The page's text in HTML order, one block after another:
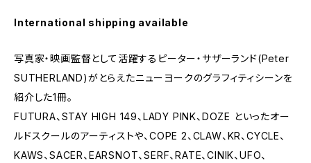
International shipping available
写真家・映画監督として活躍するピーター・サザーランド(Peter
SUTHERLAND)がとらえたニューヨークのグラフィティシーンを
紹介した1冊。
FUTURA、STAY HIGH 149、LADY PINK、DOZE といったオー
ルドスクールのアーティストや、COPE 2、CLAW、KR、CYCLE、
KAWS、SACER、EARSNOT、SERF、RATE、CINIK、UFO、